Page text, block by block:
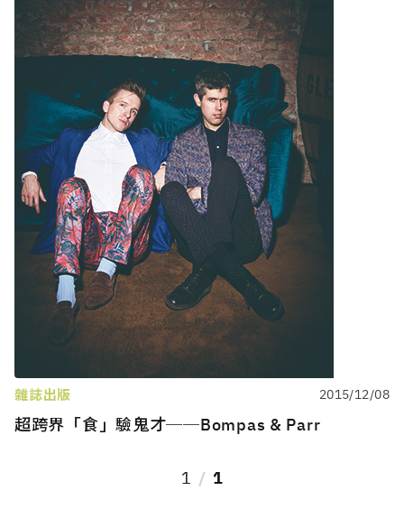
雜誌出版 2015/12/08
超跨界「食」驗鬼才──Bompas & Parr
1 1